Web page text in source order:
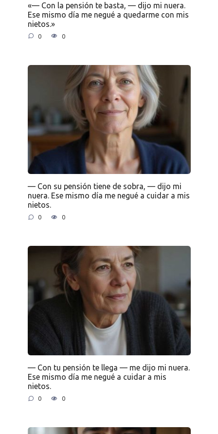
«— Con la pensión te basta, — dijo mi nuera.
Ese mismo día me negué a quedarme con mis
nietos.»
0 0
— Con su pensión tiene de sobra, — dijo mi
nuera. Ese mismo día me negué a cuidar a mis
nietos.
0 0
— Con tu pensión te llega — me dijo mi nuera.
Ese mismo día me negué a cuidar a mis
nietos.
0 0